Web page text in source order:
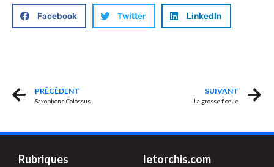
Facebook Twitter LinkedIn
PRÉCÉDENT
Saxophone Colossus
SUIVANT
La grosse ficelle
Rubriques letorchis.com